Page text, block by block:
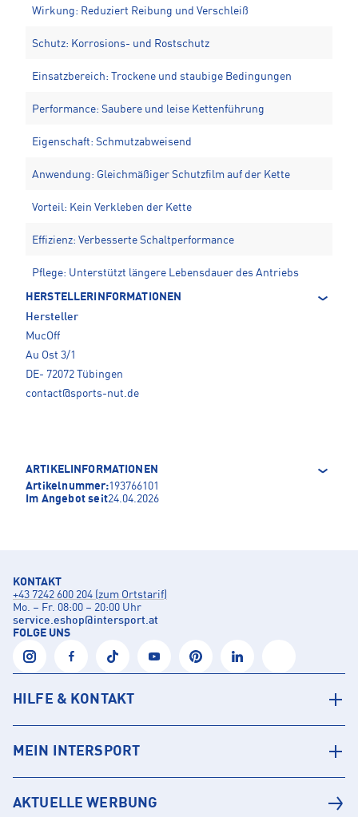
Wirkung: Reduziert Reibung und Verschleiß
Schutz: Korrosions- und Rostschutz
Einsatzbereich: Trockene und staubige Bedingungen
Performance: Saubere und leise Kettenführung
Eigenschaft: Schmutzabweisend
Anwendung: Gleichmäßiger Schutzfilm auf der Kette
Vorteil: Kein Verkleben der Kette
Effizienz: Verbesserte Schaltperformance
Pflege: Unterstützt längere Lebensdauer des Antriebs
HERSTELLERINFORMATIONEN
Hersteller
MucOff
Au Ost 3/1
DE- 72072 Tübingen
contact@sports-nut.de
ARTIKELINFORMATIONEN
Artikelnummer:193766101
Im Angebot seit24.04.2026
KONTAKT
+43 7242 600 204 (zum Ortstarif)
Mo. – Fr. 08:00 – 20:00 Uhr
service.eshop@intersport.at
FOLGE UNS
HILFE & KONTAKT
MEIN INTERSPORT
AKTUELLE WERBUNG